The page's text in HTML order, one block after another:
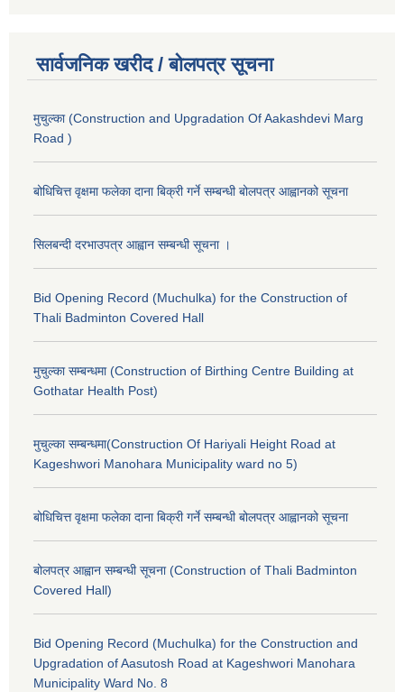
सार्वजनिक खरीद / बोलपत्र सूचना
मुचुल्का (Construction and Upgradation Of Aakashdevi Marg
Road )
बोधिचित्त वृक्षमा फलेका दाना बिक्री गर्ने सम्बन्धी बोलपत्र आह्वानको सूचना
सिलबन्दी दरभाउपत्र आह्वान सम्बन्धी सूचना ।
Bid Opening Record (Muchulka) for the Construction of
Thali Badminton Covered Hall
मुचुल्का सम्बन्धमा (Construction of Birthing Centre Building at
Gothatar Health Post)
मुचुल्का सम्बन्धमा(Construction Of Hariyali Height Road at
Kageshwori Manohara Municipality ward no 5)
बोधिचित्त वृक्षमा फलेका दाना बिक्री गर्ने सम्बन्धी बोलपत्र आह्वानको सूचना
बोलपत्र आह्वान सम्बन्धी सूचना (Construction of Thali Badminton
Covered Hall)
Bid Opening Record (Muchulka) for the Construction and
Upgradation of Aasutosh Road at Kageshwori Manohara
Municipality Ward No. 8